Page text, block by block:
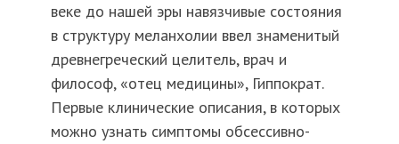
веке до нашей эры навязчивые состояния
в структуру меланхолии ввел знаменитый
древнегреческий целитель, врач и
философ, «отец медицины», Гиппократ.
Первые клинические описания, в которых
можно узнать симптомы обсессивно-